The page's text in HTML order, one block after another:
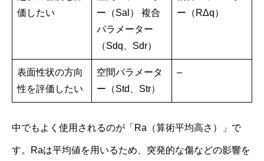
価したい
ー（Sal） 複合
パラメーター
（Sdq、Sdr）
ー（RΔq）
表面性状の方向
性を評価したい
空間パラメータ
ー（Std、Str）
–
中でもよく使用されるのが「Ra（算術平均高さ）」で
す。Raは平均値を用いるため、突発的な傷などの影響を